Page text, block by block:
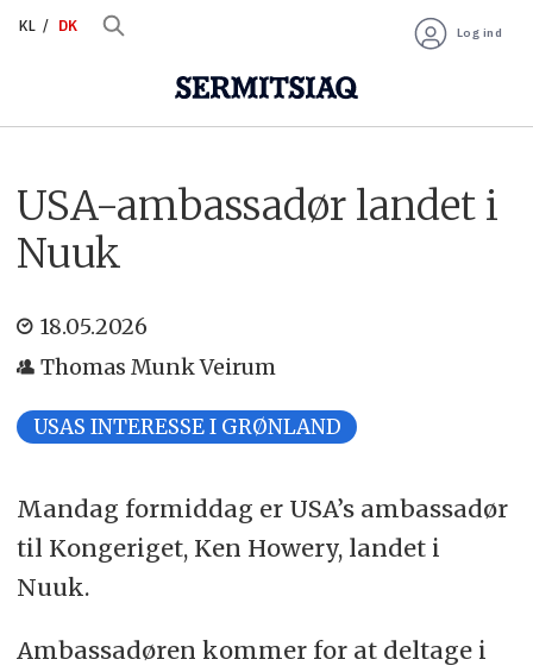
KL DK Log ind
USA-ambassadør landet i
Nuuk
18.05.2026
Thomas Munk Veirum
USAS INTERESSE I GRØNLAND
Mandag formiddag er USA’s ambassadør
til Kongeriget, Ken Howery, landet i
Nuuk.
Ambassadøren kommer for at deltage i